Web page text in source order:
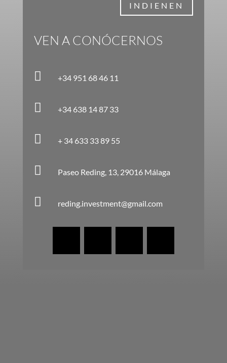
INDIENEN
VEN A CONÓCERNOS
 +34 951 68 46 11
 +34 638 14 87 33
 + 34 633 33 89 55
 Paseo Reding, 13, 29016 Málaga
 reding.investment@gmail.com